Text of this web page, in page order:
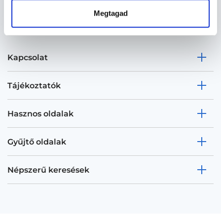
Megtagad
Kapcsolat
Tájékoztatók
Hasznos oldalak
Gyűjtő oldalak
Népszerű keresések